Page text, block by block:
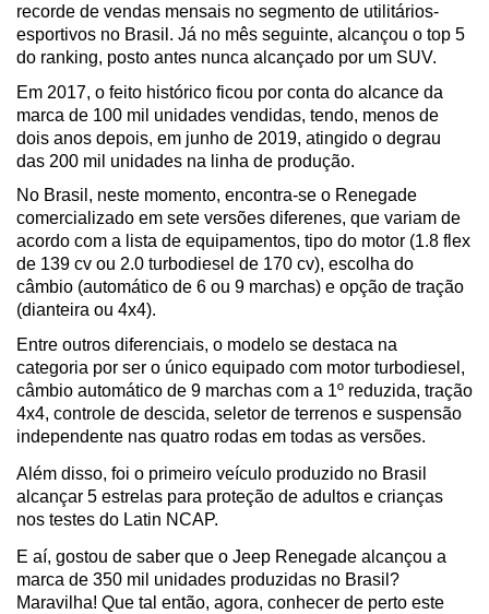
recorde de vendas mensais no segmento de utilitários-
esportivos no Brasil. Já no mês seguinte, alcançou o top 5
do ranking, posto antes nunca alcançado por um SUV.
Em 2017, o feito histórico ficou por conta do alcance da
marca de 100 mil unidades vendidas, tendo, menos de
dois anos depois, em junho de 2019, atingido o degrau
das 200 mil unidades na linha de produção.
No Brasil, neste momento, encontra-se o Renegade
comercializado em sete versões diferenes, que variam de
acordo com a lista de equipamentos, tipo do motor (1.8 flex
de 139 cv ou 2.0 turbodiesel de 170 cv), escolha do
câmbio (automático de 6 ou 9 marchas) e opção de tração
(dianteira ou 4x4).
Entre outros diferenciais, o modelo se destaca na
categoria por ser o único equipado com motor turbodiesel,
câmbio automático de 9 marchas com a 1º reduzida, tração
4x4, controle de descida, seletor de terrenos e suspensão
independente nas quatro rodas em todas as versões.
Além disso, foi o primeiro veículo produzido no Brasil
alcançar 5 estrelas para proteção de adultos e crianças
nos testes do Latin NCAP.
E aí, gostou de saber que o Jeep Renegade alcançou a
marca de 350 mil unidades produzidas no Brasil?
Maravilha! Que tal então, agora, conhecer de perto este